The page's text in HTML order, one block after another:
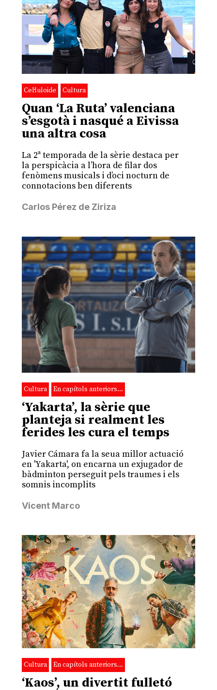
Cel·luloide Cultura
Quan ‘La Ruta’ valenciana
s’esgotà i nasqué a Eivissa
una altra cosa
La 2ª temporada de la sèrie destaca per
la perspicàcia a l’hora de filar dos
fenòmens musicals i d’oci nocturn de
connotacions ben diferents
Carlos Pérez de Ziriza
Cultura En capítols anteriors…
‘Yakarta’, la sèrie que
planteja si realment les
ferides les cura el temps
Javier Cámara fa la seua millor actuació
en 'Yakarta', on encarna un exjugador de
bàdminton perseguit pels traumes i els
somnis incomplits
Vicent Marco
Cultura En capítols anteriors…
‘Kaos’, un divertit fulletó